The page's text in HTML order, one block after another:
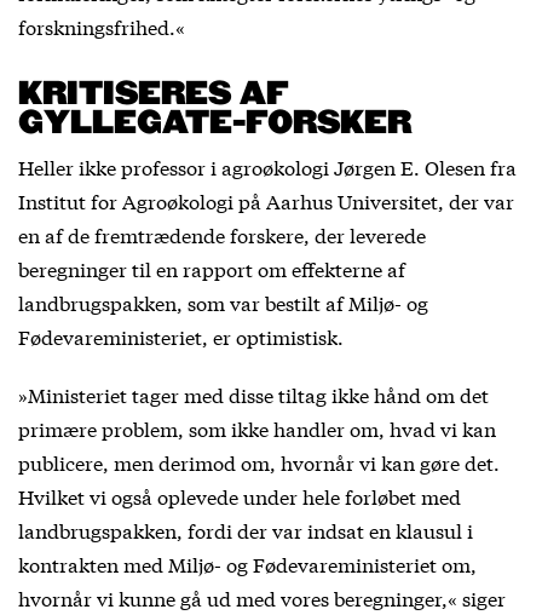
forskningsfrihed.«
KRITISERES AF
GYLLEGATE-FORSKER
Heller ikke professor i agroøkologi Jørgen E. Olesen fra
Institut for Agroøkologi på Aarhus Universitet, der var
en af de fremtrædende forskere, der leverede
beregninger til en rapport om effekterne af
landbrugspakken, som var bestilt af Miljø- og
Fødevareministeriet, er optimistisk.
»Ministeriet tager med disse tiltag ikke hånd om det
primære problem, som ikke handler om, hvad vi kan
publicere, men derimod om, hvornår vi kan gøre det.
Hvilket vi også oplevede under hele forløbet med
landbrugspakken, fordi der var indsat en klausul i
kontrakten med Miljø- og Fødevareministeriet om,
hvornår vi kunne gå ud med vores beregninger,« siger